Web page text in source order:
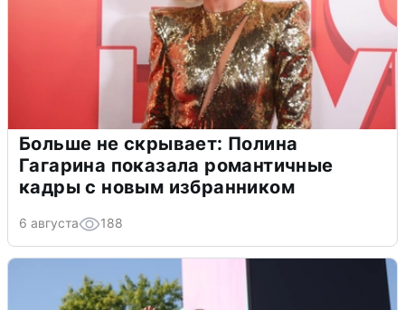
Больше не скрывает: Полина
Гагарина показала романтичные
кадры с новым избранником
6 августа 188